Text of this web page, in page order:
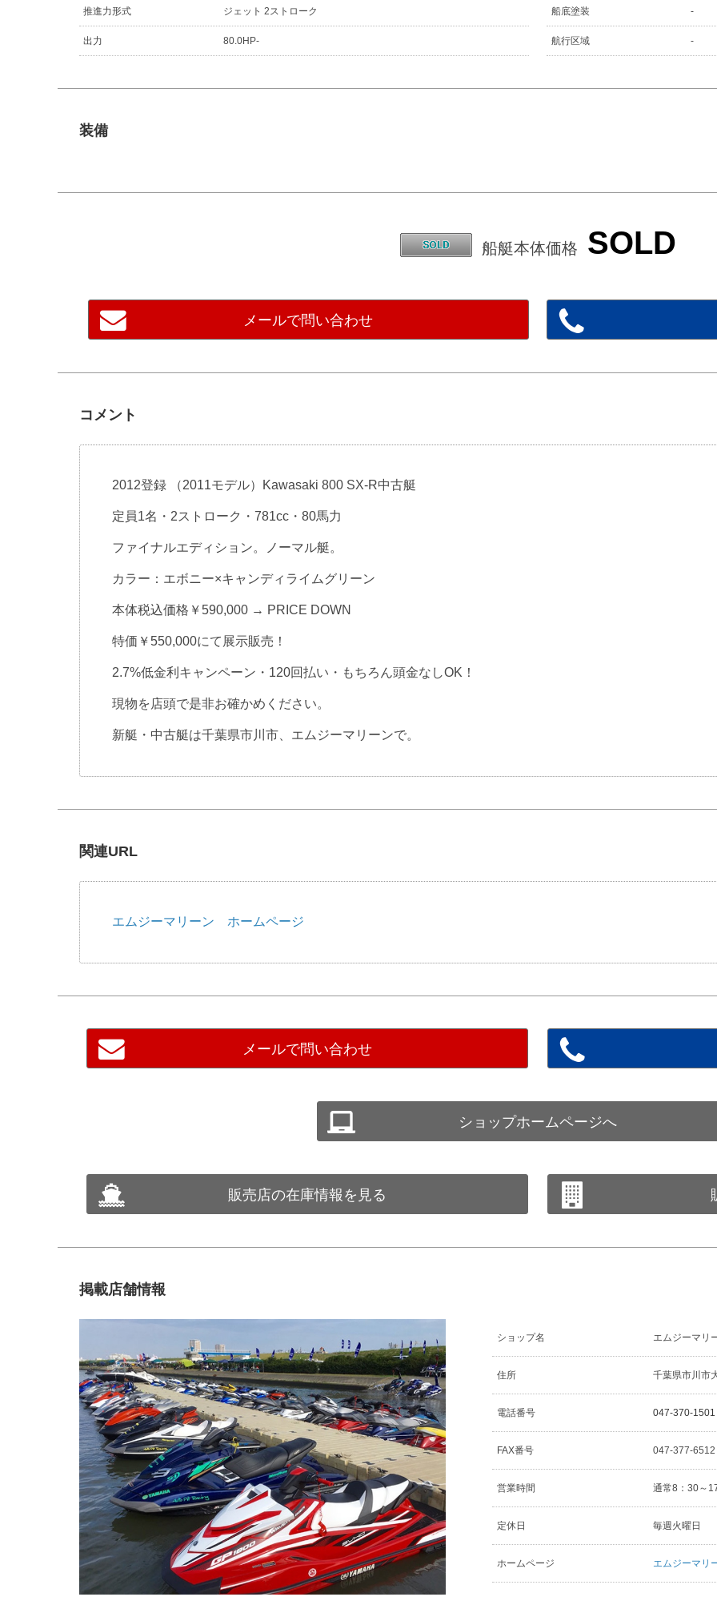
推進力形式 ジェット 2ストローク
出力 80.0HP-
船底塗装 -
航行区域 -
装備
船艇本体価格 SOLD
メールで問い合わせ
コメント
2012登録 （2011モデル）Kawasaki 800 SX-R中古艇
定員1名・2ストローク・781cc・80馬力
ファイナルエディション。ノーマル艇。
カラー：エボニー×キャンディライムグリーン
本体税込価格￥590,000 → PRICE DOWN
特価￥550,000にて展示販売！
2.7%低金利キャンペーン・120回払い・もちろん頭金なしOK！
現物を店頭で是非お確かめください。
新艇・中古艇は千葉県市川市、エムジーマリーンで。
関連URL
エムジーマリーン ホームページ
メールで問い合わせ
ショップホームページへ
販売店の在庫情報を見る
掲載店舗情報
ショップ名 エムジーマリ
住所 千葉県市川市
電話番号 047-370-1501
FAX番号 047-377-
営業時間 通常8：30～
定休日 毎週火曜日
ホームページ エムジーマリ